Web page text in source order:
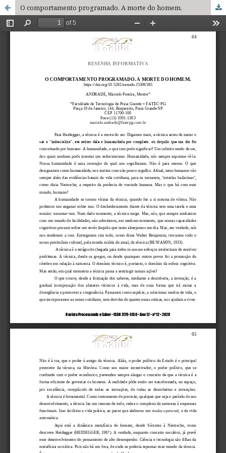
O comportamento programado. A morte do homem.